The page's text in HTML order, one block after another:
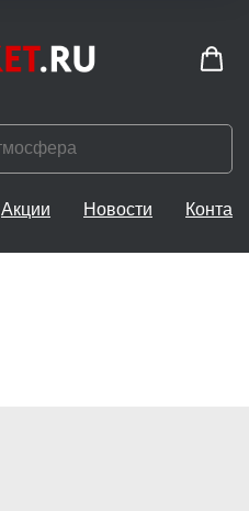
Акции Новости